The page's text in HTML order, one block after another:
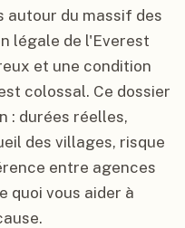
autour du massif des
légale de l'Everest
et une condition
colossal. Ce dossier
: durées réelles,
des villages, risque
entre agences
quoi vous aider à